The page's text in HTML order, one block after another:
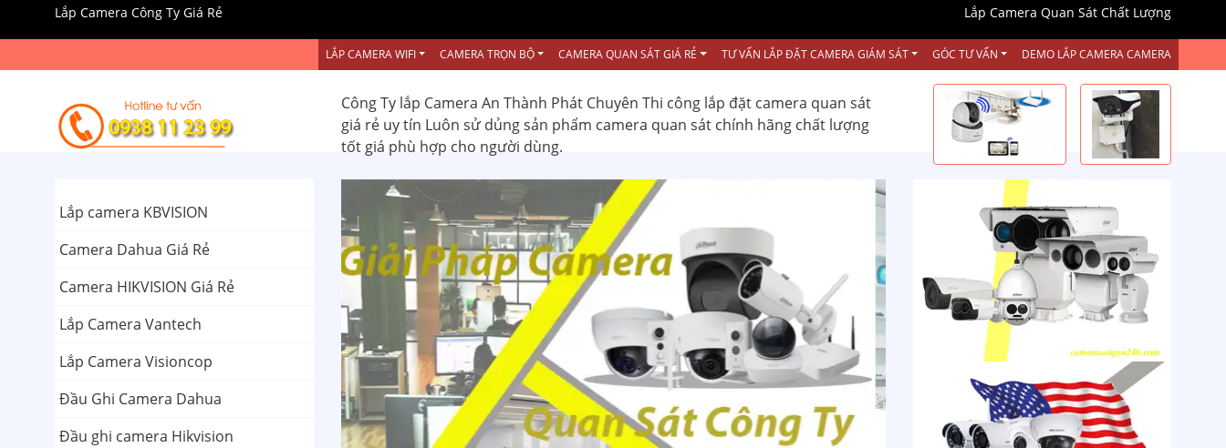
Lắp Camera Công Ty Giá Rẻ Lắp Camera Quan Sát Chất Lượng
LẮP CAMERA WIFI CAMERA TRỌN BỘ CAMERA QUAN SÁT GIÁ RẺ TƯ VẤN LẮP ĐẶT CAMERA GIÁM SÁT GÓC TƯ VẤN DEMO LẮP CAMERA CAMERA
Công Ty lắp Camera An Thành Phát Chuyên Thi công lắp đặt camera quan sát
giá rẻ uy tín Luôn sử dủng sản phẩm camera quan sát chính hãng chất lượng
tốt giá phù hợp cho người dùng.
Lắp camera KBVISION
Camera Dahua Giá Rẻ
Camera HIKVISION Giá Rẻ
Lắp Camera Vantech
Lắp Camera Visioncop
Đầu Ghi Camera Dahua
Đầu ghi camera Hikvision